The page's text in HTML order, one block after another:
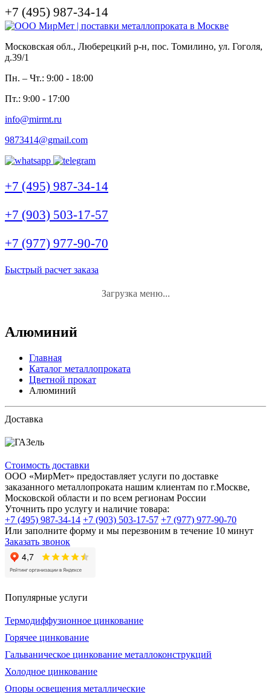
+7 (495) 987-34-14
Московская обл., Люберецкий р-н, пос. Томилино, ул. Гоголя,
д.39/1
Пн. – Чт.: 9:00 - 18:00
Пт.: 9:00 - 17:00
info@mirmt.ru
9873414@gmail.com
+7 (495) 987-34-14
+7 (903) 503-17-57
+7 (977) 977-90-70
Быстрый расчет заказа
Загрузка меню...
Алюминий
Главная
Каталог металлопроката
Цветной прокат
Алюминий
Доставка
Стоимость доставки
ООО «МирМет» предоставляет услуги по доставке
заказанного металлопроката нашим клиентам по г.Москве,
Московской области и по всем регионам России
Уточнить про услугу и наличие товара:
+7 (495) 987-34-14 +7 (903) 503-17-57 +7 (977) 977-90-70
Или заполните форму и мы перезвоним в течение 10 минут
Заказать звонок
Популярные услуги
Термодиффузионное цинкование
Горячее цинкование
Гальваническое цинкование металлоконструкций
Холодное цинкование
Опоры освещения металлические